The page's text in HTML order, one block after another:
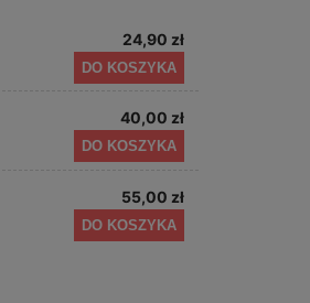
24,90 zł
DO KOSZYKA
40,00 zł
DO KOSZYKA
55,00 zł
DO KOSZYKA